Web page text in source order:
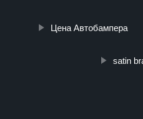
Цена Автобампера
satin